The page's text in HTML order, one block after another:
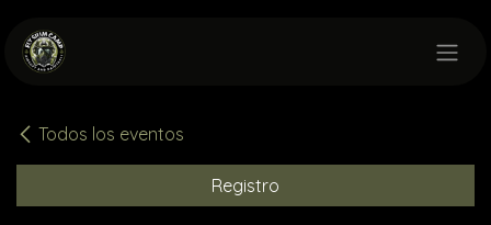
Todos los eventos
Registro